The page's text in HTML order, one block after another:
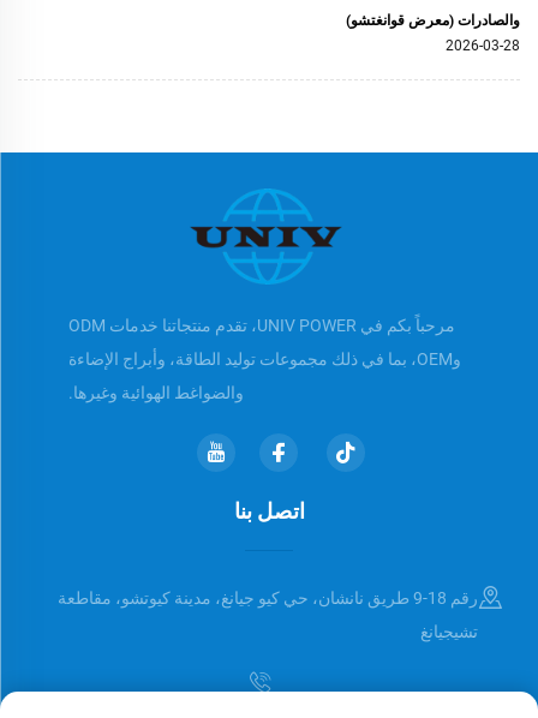
والصادرات (معرض قوانغتشو)
2026-03-28
مرحباً بكم في UNIV POWER، تقدم منتجاتنا خدمات ODM
وOEM، بما في ذلك مجموعات توليد الطاقة، وأبراج الإضاءة
والضواغط الهوائية وغيرها.
اتصل بنا
رقم 18-9 طريق نانشان، حي كيو جيانغ، مدينة كيوتشو، مقاطعة
تشيجيانغ